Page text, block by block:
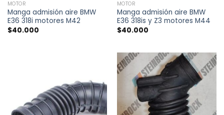
MOTOR
Manga admisión aire BMW
E36 318i motores M42
$40.000
MOTOR
Manga admisión aire BMW
E36 318is y Z3 motores M44
$40.000